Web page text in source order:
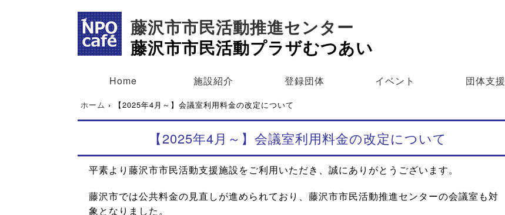
藤沢市市民活動推進センター
藤沢市市民活動プラザむつあい
Home 施設紹介 登録団体 イベント 団体支援
ホーム › 【2025年4月～】会議室利用料金の改定について
【2025年4月～】会議室利用料金の改定について
平素より藤沢市市民活動支援施設をご利用いただき、誠にありがとうございます。
藤沢市では公共料金の見直しが進められており、藤沢市市民活動推進センターの会議室も対
象となりました。